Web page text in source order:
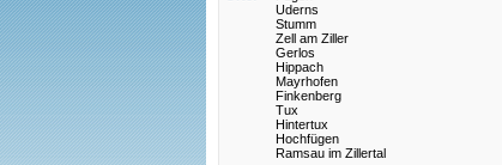
Uderns
Stumm
Zell am Ziller
Gerlos
Hippach
Mayrhofen
Finkenberg
Tux
Hintertux
Hochfügen
Ramsau im Zillertal